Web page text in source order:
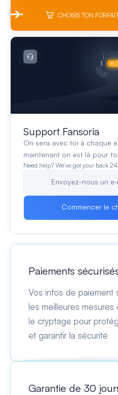
CHOISIS TON
Support Fansoria
On sera avec toi à chaque
maintenant on est là pour toi
Need help? We’ve got your back
Envoyez-nous un
Commencer le
Paiements
Vos infos de paiement
les meilleures
le cryptage pour
et garantir la sécurité
Garantie de 30